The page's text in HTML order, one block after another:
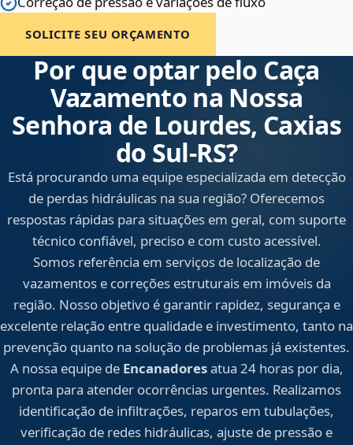
SOLICITE SEU ORÇAMENTO
Por que optar pelo Caça
Vazamento na Nossa
Senhora de Lourdes, Caxias
do Sul‑RS?
Está procurando uma equipe especializada em detecção
de perdas hidráulicas na sua região? Oferecemos
respostas rápidas para situações em geral, com suporte
técnico confiável, preciso e com custo acessível.
Somos referência em serviços de localização de
vazamentos e correções estruturais em imóveis da
região. Nosso objetivo é garantir rapidez, segurança e
excelente relação entre qualidade e investimento, tanto na
prevenção quanto na solução de problemas já existentes.
A nossa equipe de Encanadoresatua 24 horas por dia,
pronta para atender ocorrências urgentes. Realizamos
identificação de infiltrações, reparos em tubulações,
verificação de redes hidráulicas, ajuste de pressão e